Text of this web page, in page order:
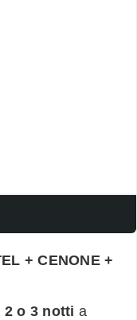
+ CENONE +
2 o 3 notti a